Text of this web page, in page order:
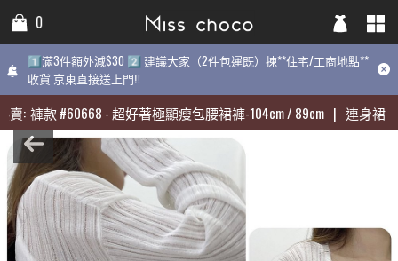
0
1️⃣滿3件額外減$30 2️⃣ 建議大家（2件包運既）揀**住宅/工商地點**
收貨 京東直接送上門‼️
: 褲款#60668-超好著極顯瘦包腰裙褲-104cm / 89cm | 連身裙#
0
1️⃣滿3件額外減$30 2️⃣ 建議大家（2件包運既）揀**住宅/工商地點**
收貨 京東直接送上門‼️
: 褲款#60668-超好著極顯瘦包腰裙褲-104cm / 89cm | 連身裙#
1️⃣滿3件額外減$30 2️⃣ 建議大家（2件包運既）揀**住宅/工商地點**收
期最熱賣: 褲款# 60668-超好著極顯瘦包腰裙褲-104cm / 89cm |